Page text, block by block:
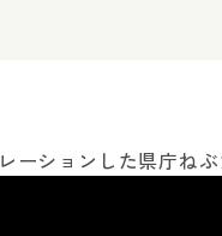
ーションした県庁ね